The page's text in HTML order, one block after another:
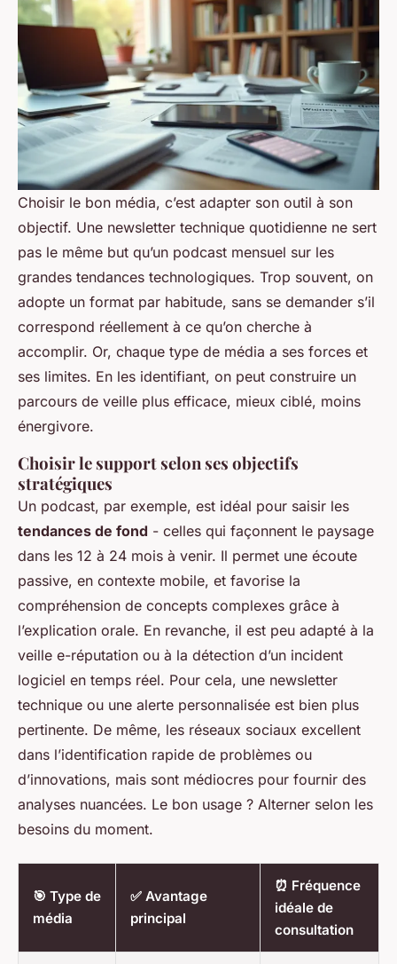
Choisir le bon média, c’est adapter son outil à son
objectif. Une newsletter technique quotidienne ne sert
pas le même but qu’un podcast mensuel sur les
grandes tendances technologiques. Trop souvent, on
adopte un format par habitude, sans se demander s’il
correspond réellement à ce qu’on cherche à
accomplir. Or, chaque type de média a ses forces et
ses limites. En les identifiant, on peut construire un
parcours de veille plus efficace, mieux ciblé, moins
énergivore.
Choisir le support selon ses objectifs
stratégiques
Un podcast, par exemple, est idéal pour saisir les
tendances de fond - celles qui façonnent le paysage
dans les 12 à 24 mois à venir. Il permet une écoute
passive, en contexte mobile, et favorise la
compréhension de concepts complexes grâce à
l’explication orale. En revanche, il est peu adapté à la
veille e-réputation ou à la détection d’un incident
logiciel en temps réel. Pour cela, une newsletter
technique ou une alerte personnalisée est bien plus
pertinente. De même, les réseaux sociaux excellent
dans l’identification rapide de problèmes ou
d’innovations, mais sont médiocres pour fournir des
analyses nuancées. Le bon usage ? Alterner selon les
besoins du moment.
🎯 Type de
média
✅ Avantage
principal
⏰ Fréquence
idéale de
consultation